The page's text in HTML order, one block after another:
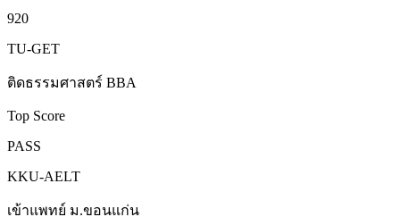
920
TU-GET
ติดธรรมศาสตร์ BBA
Top Score
PASS
KKU-AELT
เข้าแพทย์ ม.ขอนแก่น